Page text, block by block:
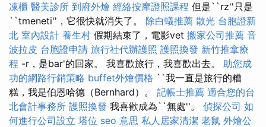
凍櫃 醫美診所 到府外燴 經絡按摩證照課程 但是``rz''只是
``tmeneti''，它很快就消失了。 除白蟻推薦 散光 台胞證新
北 室內設計 養生村 假期結束了，電影vet 搬家公司推薦 音
波拉皮 台胞證申請 旅行社代辦護照 護照換發 新竹推拿療
程 -r，是bar'的回家。 我喜歡旅行，我喜歡出去。 助您成
功的網路行銷策略 buffet外燴價格 ``我一直是旅行的糟
糕，我是伯恩哈德（Bernhard）。 記帳士推薦 適合您的台
北會計事務所 護照換發 我喜歡成為``無處''。 偵探公司 如
何進行公司設立 塔位 seo 意思 私人居家清潔 老鼠 外燴公